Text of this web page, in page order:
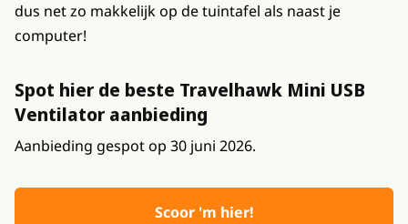
dus net zo makkelijk op de tuintafel als naast je
computer!
Spot hier de beste Travelhawk Mini USB
Ventilator aanbieding
Aanbieding gespot op 30 juni 2026.
Scoor 'm hier!